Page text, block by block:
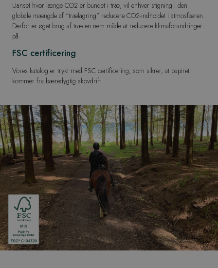
Uanset hvor længe CO2 er bundet i træ, vil enhver stigning i den
globale mængde af “trælagring” reducere CO2-indholdet i atmosfæren.
Derfor er øget brug af træ en nem måde at reducere klimaforandringer
på.
FSC certificering
Vores katalog er trykt med FSC certificering, som sikrer, at papiret
kommer fra bæredygtig skovdrift.